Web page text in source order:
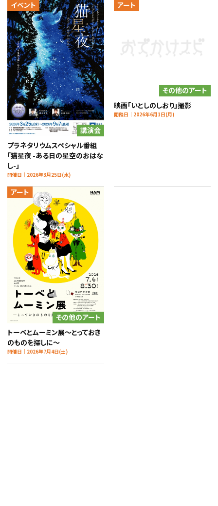
イベント
講演会
プラネタリウムスペシャル番組
「猫星夜 -ある日の星空のおはな
し-」
開催日｜2026年3月25日(水)
アート
その他のアート
映画「いとしのしおり」撮影
開催日｜2026年6月1日(月)
アート
その他のアート
トーベとムーミン展～とっておき
のものを探しに～
開催日｜2026年7月4日(土)